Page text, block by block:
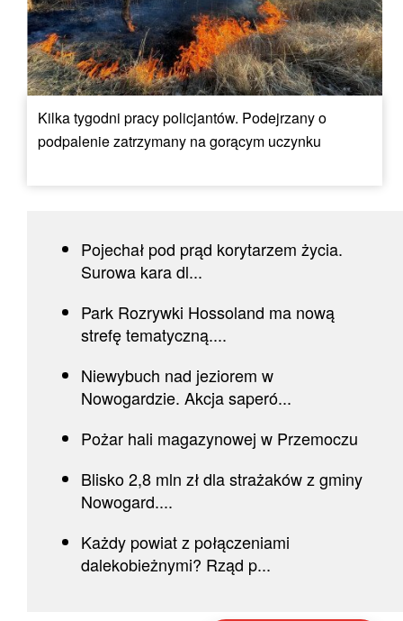
Kilka tygodni pracy policjantów. Podejrzany o
podpalenie zatrzymany na gorącym uczynku
Pojechał pod prąd korytarzem życia.
Surowa kara dl...
Park Rozrywki Hossoland ma nową
strefę tematyczną....
Niewybuch nad jeziorem w
Nowogardzie. Akcja saperó...
Pożar hali magazynowej w Przemoczu
Blisko 2,8 mln zł dla strażaków z gminy
Nowogard....
Każdy powiat z połączeniami
dalekobieżnymi? Rząd p...